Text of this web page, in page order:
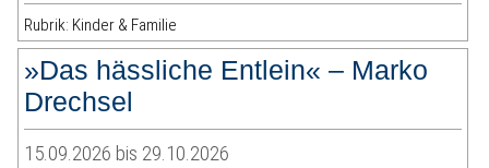
Rubrik: Kinder & Familie
»Das hässliche Entlein« – Marko
Drechsel
15.09.2026 bis 29.10.2026